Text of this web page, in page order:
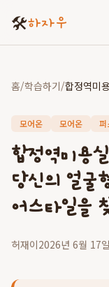
🛠️하자우
홈/학습하기/
모어온 모어온 퍼
합정역미용
당신의 얼굴
어스타일을
허재이2026년 6월 17일